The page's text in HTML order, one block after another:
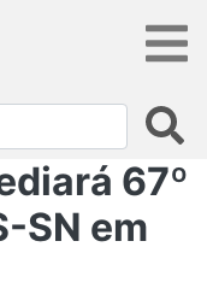
67º
SN em